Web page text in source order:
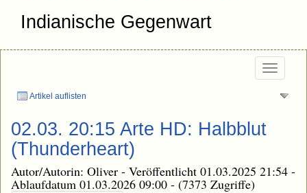
Indianische Gegenwart
Artikel auflisten
02.03. 20:15 Arte HD: Halbblut
(Thunderheart)
Autor/Autorin: Oliver - Veröffentlicht 01.03.2025 21:54 -
Ablaufdatum 01.03.2026 09:00 - (7373 Zugriffe)